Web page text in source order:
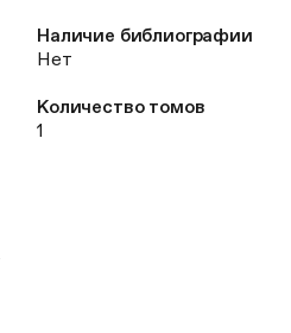
Наличие библиографии
Нет
Количество томов
1